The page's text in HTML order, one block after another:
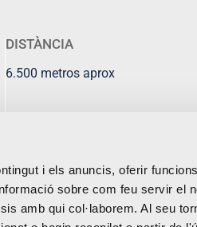
i els anuncis, oferir
sobre com feu servir el
amb qui col·laborem. Al seu
DISTÀNCIA
6.500 metros aprox